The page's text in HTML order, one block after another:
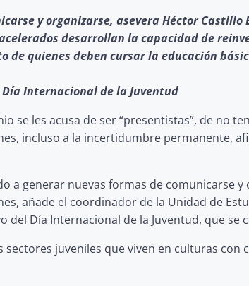
y organizarse, asevera Héctor Castillo
desarrollan la capacidad de
de quienes deben cursar la educación
Día Internacional de la Juventud
se les acusa de ser “presentistas”, de
incluso a la incertidumbre permanente,
a generar nuevas formas de
añade el coordinador de la Unidad de
del Día Internacional de la Juventud, que se
sectores juveniles que viven en culturas